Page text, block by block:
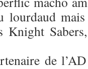
lourdaud
Knight
de